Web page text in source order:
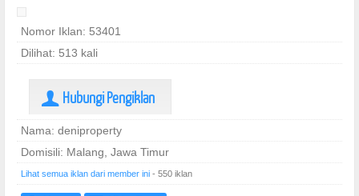
Nomor Iklan: 53401
Dilihat: 513 kali
U Hubungi Pengiklan
Nama: deniproperty
Domisili: Malang, Jawa Timur
Lihat semua iklan dari member ini - 550 iklan